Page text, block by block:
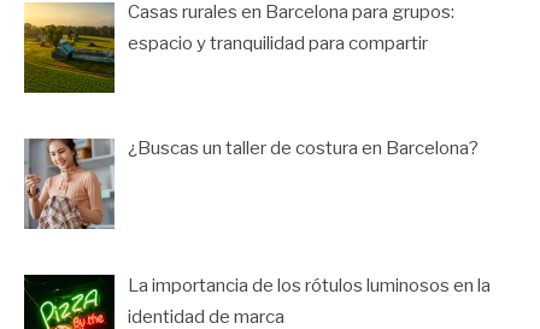
Casas rurales en Barcelona para grupos:
espacio y tranquilidad para compartir
¿Buscas un taller de costura en Barcelona?
La importancia de los rótulos luminosos en la
identidad de marca